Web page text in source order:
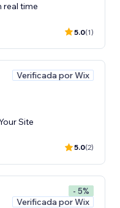
real time
5.0(1)
Verificada por Wix
Site
5.0(2)
- 5%
Verificada por Wix